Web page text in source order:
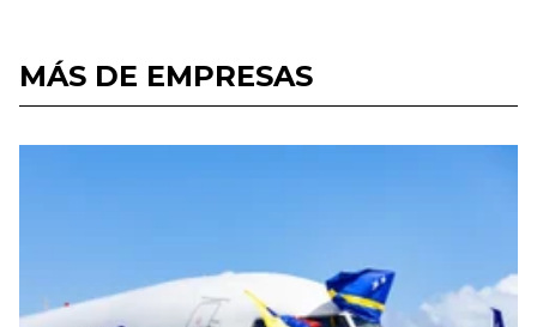
MÁS DE EMPRESAS